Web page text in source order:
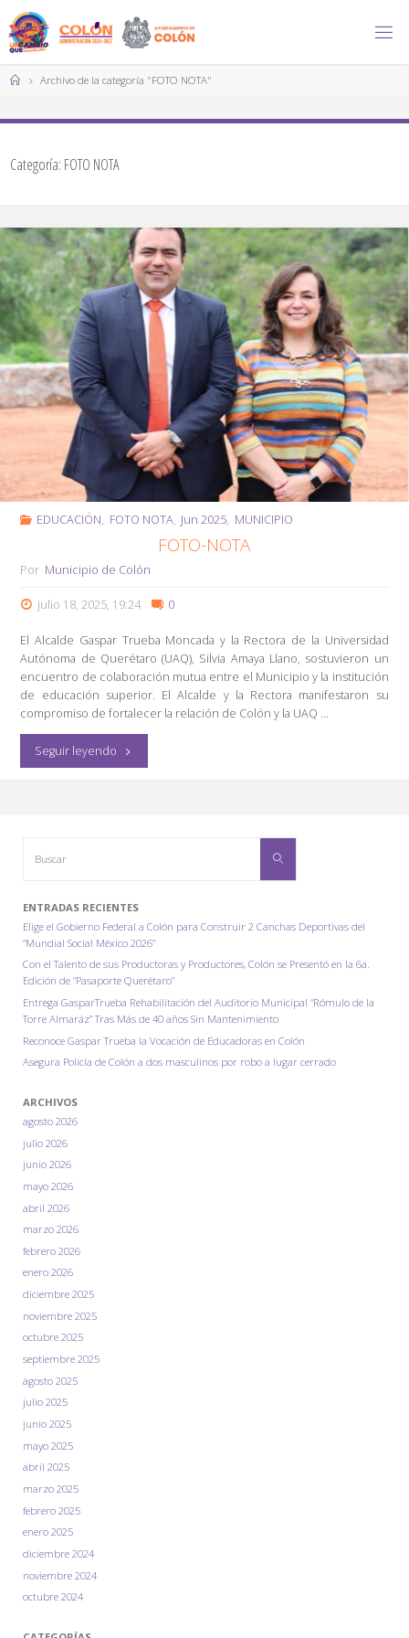
contenido
PáginaArchivo de la categoría "FOTO NOTA"
Categoría: FOTO NOTA
EDUCACIÓN, FOTO NOTA, Jun 2025, MUNICIPIO
FOTO-NOTA
Por Municipio de Colón
julio 18, 2025, 19:24 0
El Alcalde Gaspar Trueba Moncada y la Rectora de la Universidad
Autónoma de Querétaro (UAQ), Silvia Amaya Llano, sostuvieron un
encuentro de colaboración mutua entre el Municipio y la institución
de educación superior. El Alcalde y la Rectora manifestaron su
compromiso de fortalecer la relación de Colón y la UAQ …
Seguir leyendo"FOTO-
Buscar
ENTRADAS RECIENTES
Elige el Gobierno Federal a Colón para Construir 2 Canchas Deportivas del
“Mundial Social México 2026”
Con el Talento de sus Productoras y Productores, Colón se Presentó en la 6a.
Edición de “Pasaporte Querétaro”
Entrega GasparTrueba Rehabilitación del Auditorio Municipal “Rómulo de la
Torre Almaráz” Tras Más de 40 años Sin Mantenimiento
Reconoce Gaspar Trueba la Vocación de Educadoras en Colón
Asegura Policía de Colón a dos masculinos por robo a lugar cerrado
ARCHIVOS
agosto 2026
julio 2026
junio 2026
mayo 2026
abril 2026
marzo 2026
febrero 2026
enero 2026
diciembre 2025
noviembre 2025
octubre 2025
septiembre 2025
agosto 2025
julio 2025
junio 2025
mayo 2025
abril 2025
marzo 2025
febrero 2025
enero 2025
diciembre 2024
noviembre 2024
octubre 2024